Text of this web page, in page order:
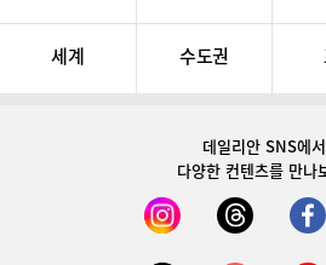
세계 수도권
데일리안 SNS에
다양한 컨텐츠를 만나